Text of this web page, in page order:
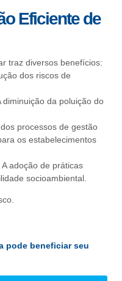
Eficiente de
traz diversos benefícios:
dos riscos de
da poluição do
processos de gestão
os estabelecimentos
adoção de práticas
socioambiental.
pode beneficiar seu